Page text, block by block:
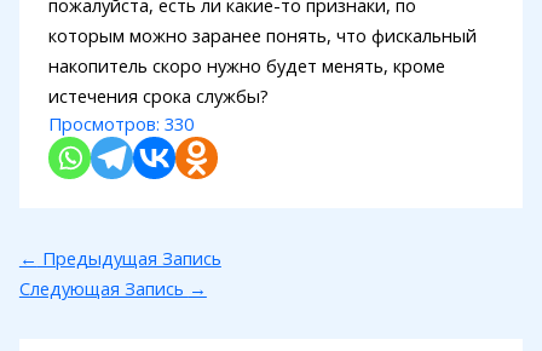
пожалуйста, есть ли какие-то признаки, по
которым можно заранее понять, что фискальный
накопитель скоро нужно будет менять, кроме
истечения срока службы?
Просмотров: 330
← Предыдущая Запись
Следующая Запись →